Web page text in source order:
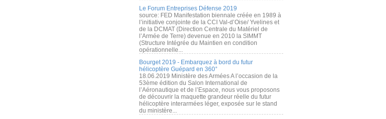
Le Forum Entreprises Défense 2019
source: FED Manifestation biennale créée en 1989 à
l’initiative conjointe de la CCI Val-d’Oise/ Yvelines et
de la DCMAT (Direction Centrale du Matériel de
l’Armée de Terre) devenue en 2010 la SIMMT
(Structure Intégrée du Maintien en condition
opérationnelle...
Bourget 2019 - Embarquez à bord du futur
hélicoptère Guépard en 360°
18.06.2019 Ministère des Armées A l’occasion de la
53ème édition du Salon International de
l’Aéronautique et de l’Espace, nous vous proposons
de découvrir la maquette grandeur réelle du futur
hélicoptère interarmées léger, exposée sur le stand
du ministère...